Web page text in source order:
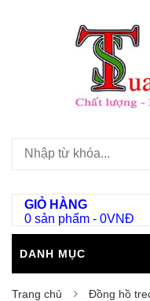
GIỎ HÀNG
0 sản phẩm - 0VNĐ
DANH MỤC
Trang chủ Đồng hồ